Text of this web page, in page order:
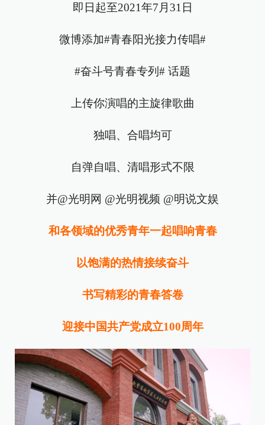
即日起至2021年7月31日
微博添加#青春阳光接力传唱#
#奋斗号青春专列# 话题
上传你演唱的主旋律歌曲
独唱、合唱均可
自弹自唱、清唱形式不限
并@光明网 @光明视频 @明说文娱
和各领域的优秀青年一起唱响青春
以饱满的热情接续奋斗
书写精彩的青春答卷
迎接中国共产党成立100周年